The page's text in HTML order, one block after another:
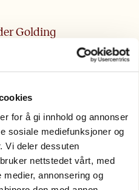
for å gi innhold og annonser
sosiale mediefunksjoner og
Vi deler dessuten
nettstedet vårt, med
annonsering og
Golding
for kommunikasjon